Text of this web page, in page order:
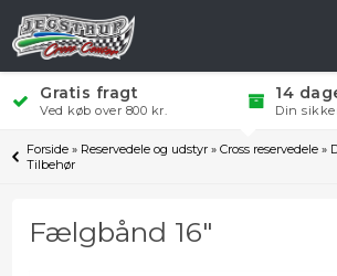
Gratis fragt
Ved køb over 800 kr.
14
Din
Forside » Reservedele og udstyr»Cross reservedele »
Tilbehør
Fælgbånd 16"